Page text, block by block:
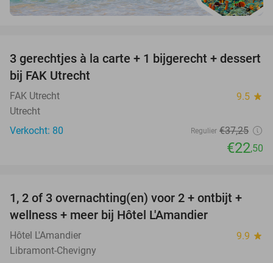
40%
3 gerechtjes à la carte + 1 bijgerecht + dessert
bij FAK Utrecht
FAK Utrecht 9.5 star
Utrecht
Verkocht: 80
Regulier €37,25
€22,50
32%
TODAY
1, 2 of 3 overnachting(en) voor 2 + ontbijt +
wellness + meer bij Hôtel L'Amandier
Hôtel L'Amandier 9.9 star
Libramont-Chevigny